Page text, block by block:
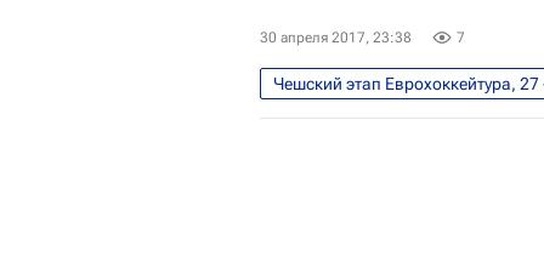
Андрей Василевский
Никита Кучеров
Евгений
Александр Овечкин
30 апреля 2017, 23:38 7
Чешский этап Еврохоккейтура,
Олег Знарок
Владимир